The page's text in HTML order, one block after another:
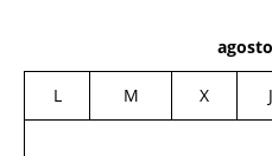
L M X J